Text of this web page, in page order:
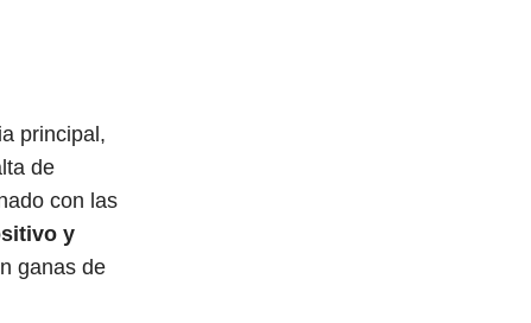
principal,
de
con las
y
ganas de